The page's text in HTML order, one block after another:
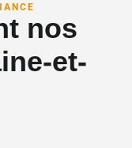
nos
et-